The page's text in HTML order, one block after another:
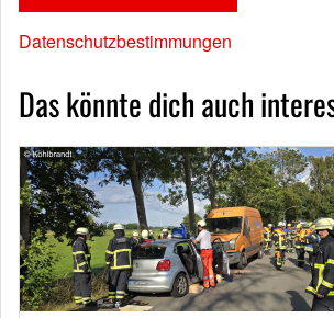
Datenschutzbestimmungen
Das könnte dich auch